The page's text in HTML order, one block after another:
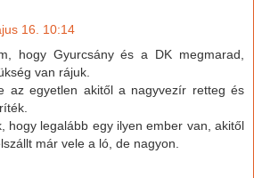
16. 10:14
hogy Gyurcsány és a DK megmarad,
van rájuk.
az egyetlen akitől a nagyvezír retteg és
hogy legalább egy ilyen ember van, akitől
már vele a ló, de nagyon.